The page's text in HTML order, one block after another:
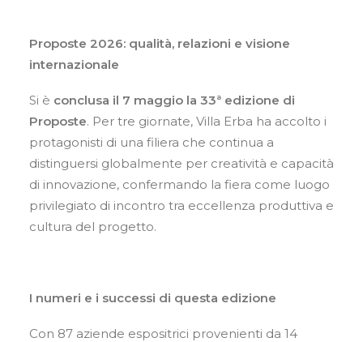
Ricerca
Proposte 2026: qualità, relazioni e visione
internazionale
Si è conclusa il 7 maggio la 33ª edizione di
Proposte. Per tre giornate, Villa Erba ha accolto i
protagonisti di una filiera che continua a
distinguersi globalmente per creatività e capacità
di innovazione, confermando la fiera come luogo
privilegiato di incontro tra eccellenza produttiva e
cultura del progetto.
I numeri e i successi di questa edizione
Con 87 aziende espositrici provenienti da 14